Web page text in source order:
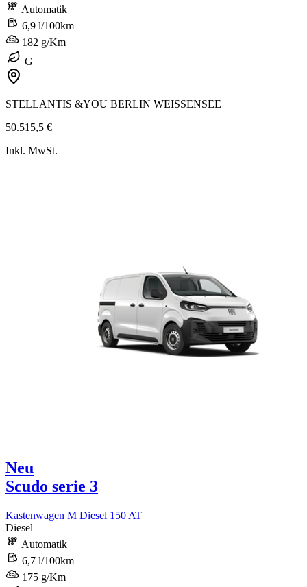
Automatik
6,9 l/100km
182 g/Km
G
STELLANTIS &YOU BERLIN WEISSENSEE
50.515,5 €
Inkl. MwSt.
Neu
Scudo serie 3
Kastenwagen M Diesel 150 AT
Diesel
Automatik
6,7 l/100km
175 g/Km